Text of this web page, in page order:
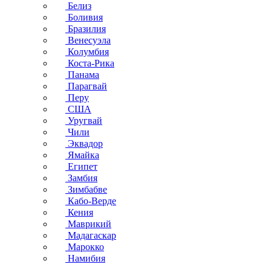
Белиз
Боливия
Бразилия
Венесуэла
Колумбия
Коста-Рика
Панама
Парагвай
Перу
США
Уругвай
Чили
Эквадор
Ямайка
Египет
Замбия
Зимбабве
Кабо-Верде
Кения
Маврикий
Мадагаскар
Марокко
Намибия